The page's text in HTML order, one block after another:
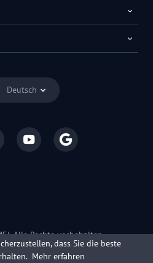
Deutsch
Alle Rechte vorbehalten.
Nutzungsbedingungen
dass Sie die beste
Mehr erfahren